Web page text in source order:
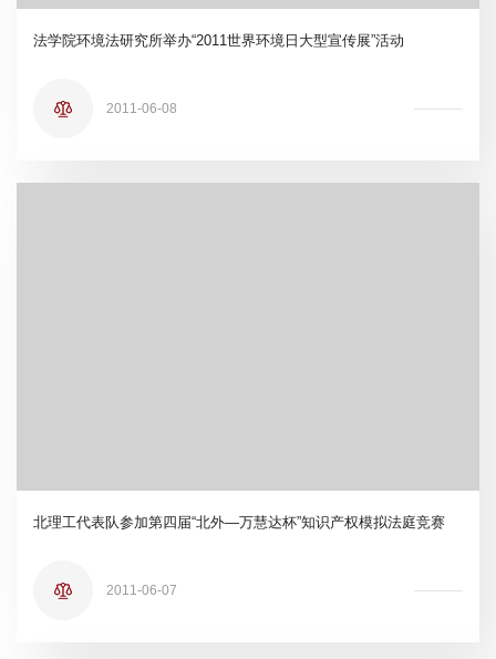
法学院环境法研究所举办“2011世界环境日大型宣传展”活动
2011-06-08
北理工代表队参加第四届“北外—万慧达杯”知识产权模拟法庭竞赛
2011-06-07